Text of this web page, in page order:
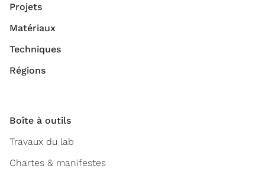
Projets
Matériaux
Techniques
Régions
Boîte à outils
Travaux du lab
Chartes & manifestes